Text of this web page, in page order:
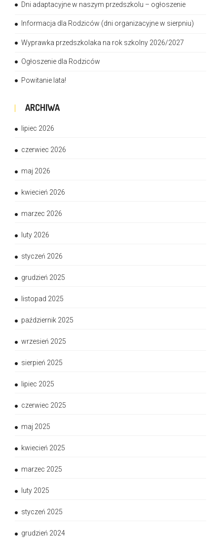
Dni adaptacyjne w naszym przedszkolu – ogłoszenie
Informacja dla Rodziców (dni organizacyjne w sierpniu)
Wyprawka przedszkolaka na rok szkolny 2026/2027
Ogłoszenie dla Rodziców
Powitanie lata!
ARCHIWA
lipiec 2026
czerwiec 2026
maj 2026
kwiecień 2026
marzec 2026
luty 2026
styczeń 2026
grudzień 2025
listopad 2025
październik 2025
wrzesień 2025
sierpień 2025
lipiec 2025
czerwiec 2025
maj 2025
kwiecień 2025
marzec 2025
luty 2025
styczeń 2025
grudzień 2024